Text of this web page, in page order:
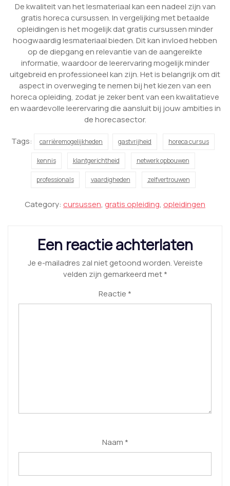
De kwaliteit van het lesmateriaal kan een nadeel zijn van
gratis horeca cursussen. In vergelijking met betaalde
opleidingen is het mogelijk dat gratis cursussen minder
hoogwaardig lesmateriaal bieden. Dit kan invloed hebben
op de diepgang en relevantie van de aangereikte
informatie, waardoor de leerervaring mogelijk minder
uitgebreid en professioneel kan zijn. Het is belangrijk om dit
aspect in overweging te nemen bij het kiezen van een
horeca opleiding, zodat je zeker bent van een kwalitatieve
en waardevolle leerervaring die aansluit bij jouw ambities in
de horecasector.
Tags:
carrièremogelijkheden gastvrijheid horeca cursus
kennis klantgerichtheid netwerk opbouwen
professionals vaardigheden zelfvertrouwen
Category: cursussen, gratis opleiding, opleidingen
Een reactie achterlaten
Je e-mailadres zal niet getoond worden.Vereiste
velden zijn gemarkeerd met*
Reactie *
Naam *